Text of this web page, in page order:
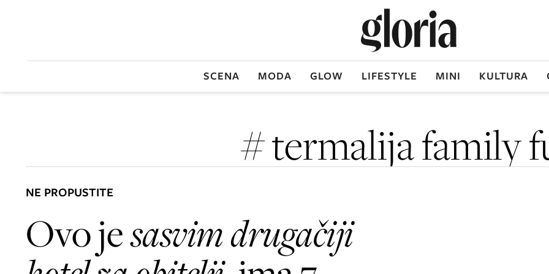
SCENA MODA GLOW LIFESTYLE MINI KULTURA
# termalija family
NE PROPUSTITE
Ovo jesasvim drugačiji